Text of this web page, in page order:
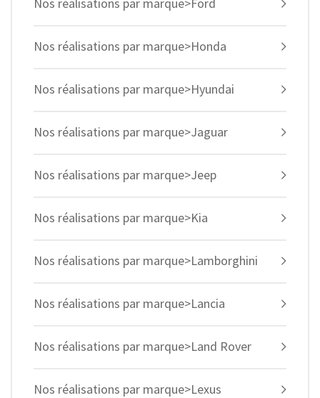
Nos réalisations par marque>Honda
Nos réalisations par marque>Hyundai
Nos réalisations par marque>Jaguar
Nos réalisations par marque>Jeep
Nos réalisations par marque>Kia
Nos réalisations par marque>Lamborghini
Nos réalisations par marque>Lancia
Nos réalisations par marque>Land Rover
Nos réalisations par marque>Lexus